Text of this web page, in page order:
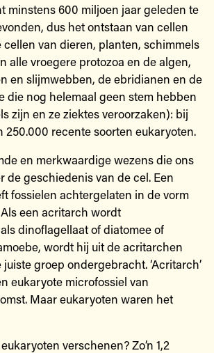
minstens 600 miljoen jaar geleden te
dus het ontstaan van cellen
cellen van dieren, planten, schimmels
alle vroegere protozoa en de algen,
en slijmwebben, de ebridianen en de
die nog helemaal geen stem hebben
zijn en ze ziektes veroorzaken): bij
250.000 recente soorten eukaryoten.
en merkwaardige wezens die ons
de geschiedenis van de cel. Een
fossielen achtergelaten in de vorm
een acritarch wordt
dinoflagellaat of diatomee of
wordt hij uit de acritarchen
groep ondergebracht. ‘Acritarch’
eukaryote microfossiel van
Maar eukaryoten waren het
verschenen? Zo’n 1,2